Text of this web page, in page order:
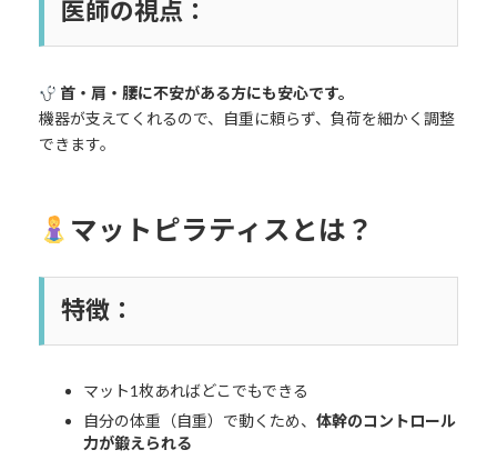
医師の視点：
首・肩・腰に不安がある方にも安心です。
機器が支えてくれるので、自重に頼らず、負荷を細かく調整
できます。
マットピラティスとは？
特徴：
マット1枚あればどこでもできる
自分の体重（自重）で動くため、 体幹のコントロール
力が鍛えられる